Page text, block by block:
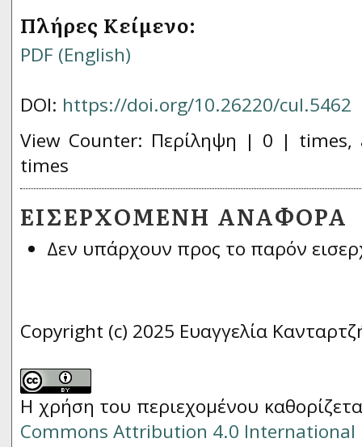
Πλήρες Κείμενο:
PDF (English)
DOI: https://doi.org/10.26220/cul.5462
View Counter: Περίληψη | 0 |
times
ΕΙΣΕΡΧΌΜΕΝΗ ΑΝΑΦΟΡΆ
Δεν υπάρχουν προς το παρόν
Copyright (c) 2025 Ευαγγελία
Η χρήση του περιεχομένου
Commons Attribution 4.0 International